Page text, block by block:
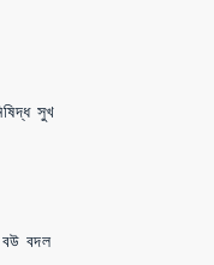
সুখ
বউ বদল